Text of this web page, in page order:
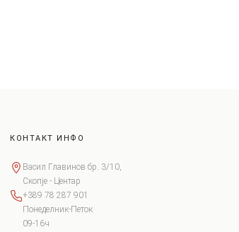
КОНТАКТ ИНФО
Васил Главинов бр. 3/10,
Скопје - Центар
+389 78 287 901
Понеделник-Петок
09-16ч